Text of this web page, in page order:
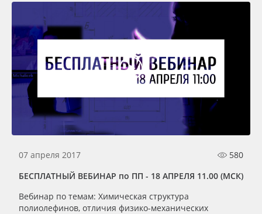
07 апреля 2017
580
БЕСПЛАТНЫЙ ВЕБИНАР по ПП - 18 АПРЕЛЯ 11.00 (МСК)
Вебинар по темам: Химическая структура
полиолефинов, отличия физико-механических